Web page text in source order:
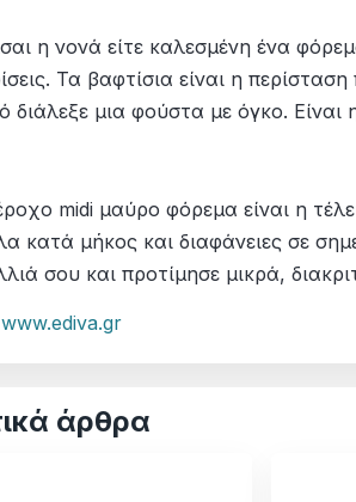
η νονά είτε καλεσμένη ένα
Τα βαφτίσια είναι η
διάλεξε μια φούστα με όγκο. Είναι
midi μαύρο φόρεμα είναι η
κατά μήκος και διαφάνειες σε
σου και προτίμησε μικρά,
www.ediva.gr
άρθρα